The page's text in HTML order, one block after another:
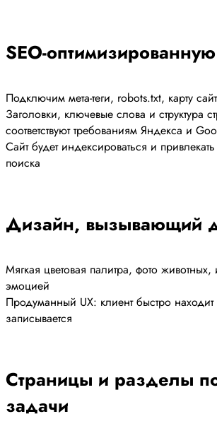
SEO-оптимизированную
Подключим мета-теги, robots.txt, карту
Заголовки, ключевые слова и структура
соответствуют требованиям Яндекса и
Сайт будет индексироваться и
поиска
Дизайн, вызывающий
Мягкая цветовая палитра, фото
эмоцией
Продуманный UX: клиент быстро
записывается
Страницы и разделы
задачи